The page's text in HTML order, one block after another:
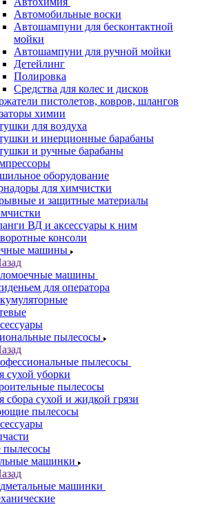
Автомобильные воски
Автошампуни для бесконтактной
мойки
Автошампуни для ручной мойки
Детейлинг
Полировка
Средства для колес и дисков
пистолетов, ковров, шлангов
химии
для воздуха
и инерционные барабаны
и ручные барабаны
оборудование
для химчистки
и защитные материалы
ВД и аксессуары к ним
консоли
машины
машины
для оператора
пылесосы
пылесосы
сухой уборки
пылесосы
сбора сухой и жидкой грязи
пылесосы
пылесосы
машинки
машинки